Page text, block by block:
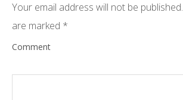
Your email address will not be published.
are marked *
Comment